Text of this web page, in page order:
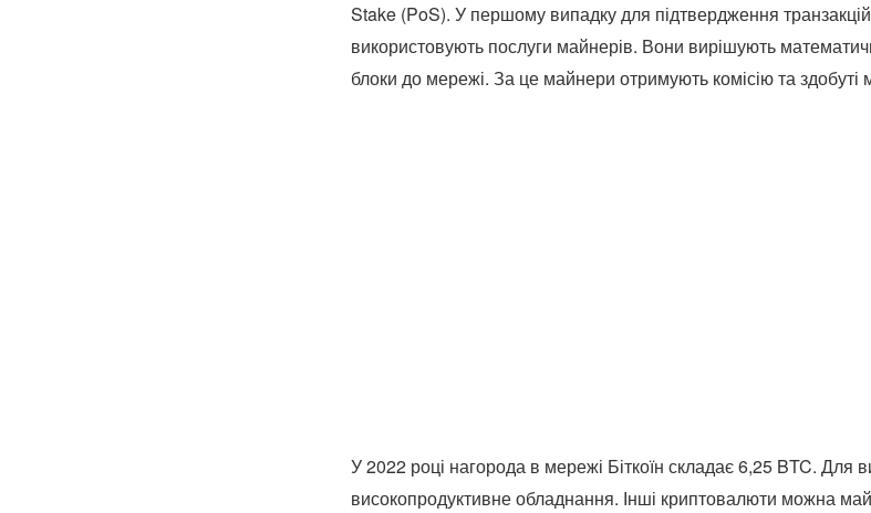
Stake (PoS). У першому випадку для підтвердження
використовують послуги майнерів. Вони вирішують
блоки до мережі. За це майнери отримують комісію та здобуті
У 2022 році нагорода в мережі Біткоїн складає 6,25 BTC. Для
високопродуктивне обладнання. Інші криптовалюти можна